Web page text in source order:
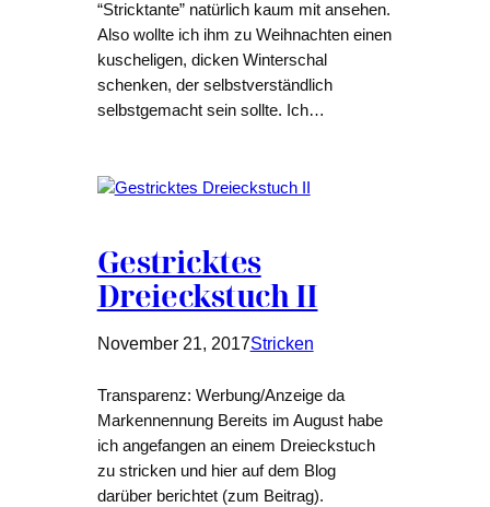
“Stricktante” natürlich kaum mit ansehen.
Also wollte ich ihm zu Weihnachten einen
kuscheligen, dicken Winterschal
schenken, der selbstverständlich
selbstgemacht sein sollte. Ich…
Gestricktes
Dreieckstuch II
November 21, 2017Stricken
Transparenz: Werbung/Anzeige da
Markennennung Bereits im August habe
ich angefangen an einem Dreieckstuch
zu stricken und hier auf dem Blog
darüber berichtet (zum Beitrag).